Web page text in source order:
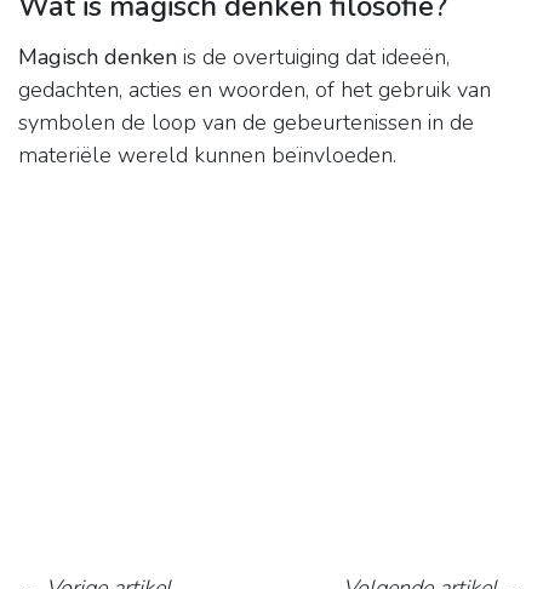
Magisch denken is de overtuiging dat ideeën,
gedachten, acties en woorden, of het gebruik van
symbolen de loop van de gebeurtenissen in de
materiële wereld kunnen beïnvloeden.